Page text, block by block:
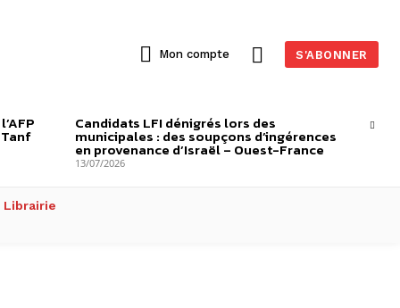
Mon compte S'ABONNER
Candidats LFI dénigrés lors des
municipales : des soupçons d’ingérences
en provenance d’Israël – Ouest-France
13/07/2026
Librairie